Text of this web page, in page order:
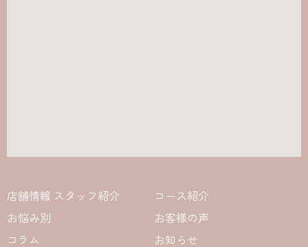
店舗情報 スタッフ紹介
コース紹介
お悩み別
お客様の声
コラム
お知らせ